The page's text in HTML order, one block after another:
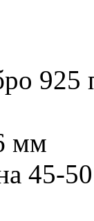
925
мм
45-